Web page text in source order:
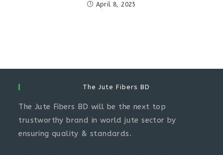
April 8, 2025
The Jute Fibers BD
The Jute Fibers BD will be the next top
trustworthy brand in world jute sector by
ensuring quality & standards.